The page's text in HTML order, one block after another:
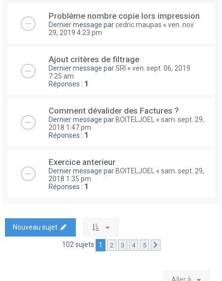
Problème nombre copie lors impression
Dernier message parcedric.maupas « ven. nov.
29, 2019 4:23 pm
Ajout critères de filtrage
Dernier message parSRI « ven. sept. 06, 2019
7:25 am
Réponses : 1
Comment dévalider des Factures ?
Dernier message par BOITELJOEL « sam. sept. 29,
2018 1:47 pm
Réponses : 1
Exercice anterieur
Dernier message par BOITELJOEL « sam. sept. 29,
2018 1:35 pm
Réponses : 1
Nouveau sujet
102 sujets 1 2 3 4 5